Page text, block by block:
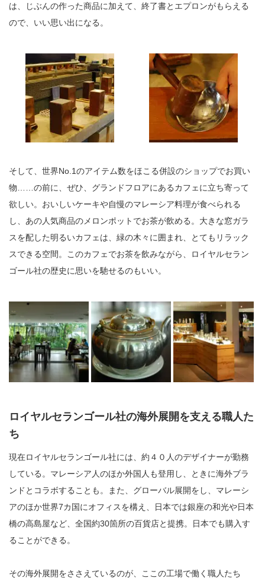
は、じぶんの作った商品に加えて、終了書とエプロンがもらえる
ので、いい思い出になる。
そして、世界No.1のアイテム数をほこる併設のショップでお買い
物……の前に、ぜひ、グランドフロアにあるカフェに立ち寄って
欲しい。おいしいケーキや自慢のマレーシア料理が食べられる
し、あの人気商品のメロンポットでお茶が飲める。大きな窓ガラ
スを配した明るいカフェは、緑の木々に囲まれ、とてもリラック
スできる空間。このカフェでお茶を飲みながら、ロイヤルセラン
ゴール社の歴史に思いを馳せるのもいい。
ロイヤルセランゴール社の海外展開を支える職人た
ち
現在ロイヤルセランゴール社には、約４０人のデザイナーが勤務
している。マレーシア人のほか外国人も登用し、ときに海外ブラ
ンドとコラボすることも。また、グローバル展開をし、マレーシ
アのほか世界7カ国にオフィスを構え、日本では銀座の和光や日本
橋の高島屋など、全国約30箇所の百貨店と提携。日本でも購入す
ることができる。
その海外展開をささえているのが、ここの工場で働く職人たち